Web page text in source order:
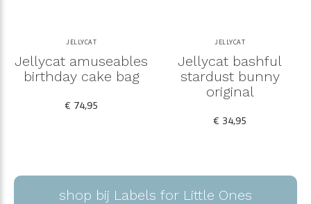
JELLYCAT
Jellycat amuseables
birthday cake bag
€ 74,95
JELLYCAT
Jellycat bashful
stardust bunny
original
€ 34,95
shop bij Labels for Little Ones